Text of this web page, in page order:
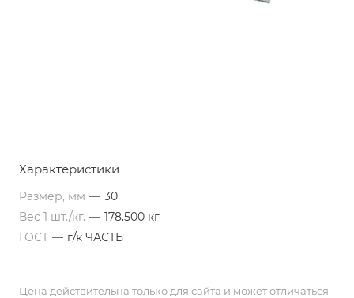
Характеристики
Размер, мм — 30
Вес 1 шт./кг. — 178.500 кг
ГОСТ — г/к ЧАСТЬ
Цена действительна только для сайта и может отличаться